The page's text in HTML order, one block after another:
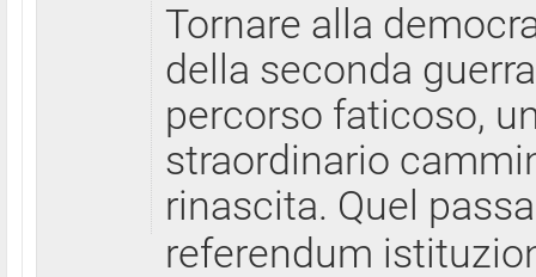
Tornare alla
della seconda
percorso faticoso,
straordinario
rinascita. Quel
referendum